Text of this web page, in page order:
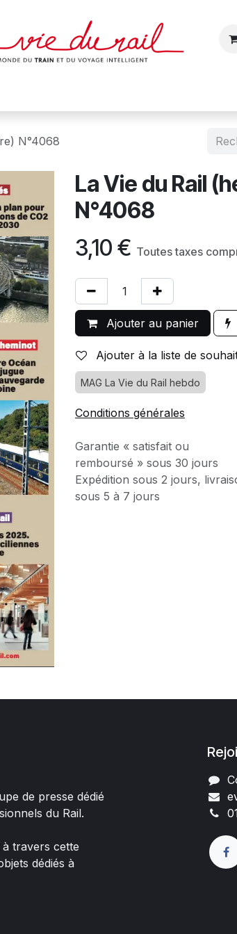
N°4068
La Vie du Rail
N°4068
3,10 € Toutes taxes
Ajouter au panier
Ajouter à la liste de
MAG La Vie du Rail hebdo
Conditions générales
Garantie « satisfait ou
remboursé » sous 30 jours
Expédition sous 2 jours,
sous 5 à 7 jours
de presse dédié
du Rail.
travers cette
dédiés à